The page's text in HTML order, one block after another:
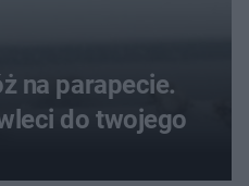
na parapecie.
do twojego